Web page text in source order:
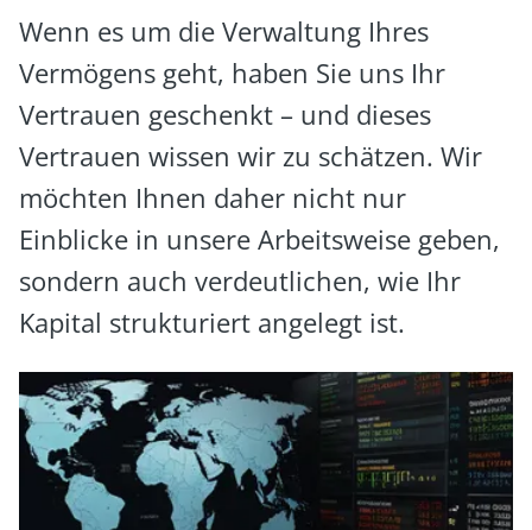
Wenn es um die Verwaltung Ihres
Vermögens geht, haben Sie uns Ihr
Vertrauen geschenkt – und dieses
Vertrauen wissen wir zu schätzen. Wir
möchten Ihnen daher nicht nur
Einblicke in unsere Arbeitsweise geben,
sondern auch verdeutlichen, wie Ihr
Kapital strukturiert angelegt ist.